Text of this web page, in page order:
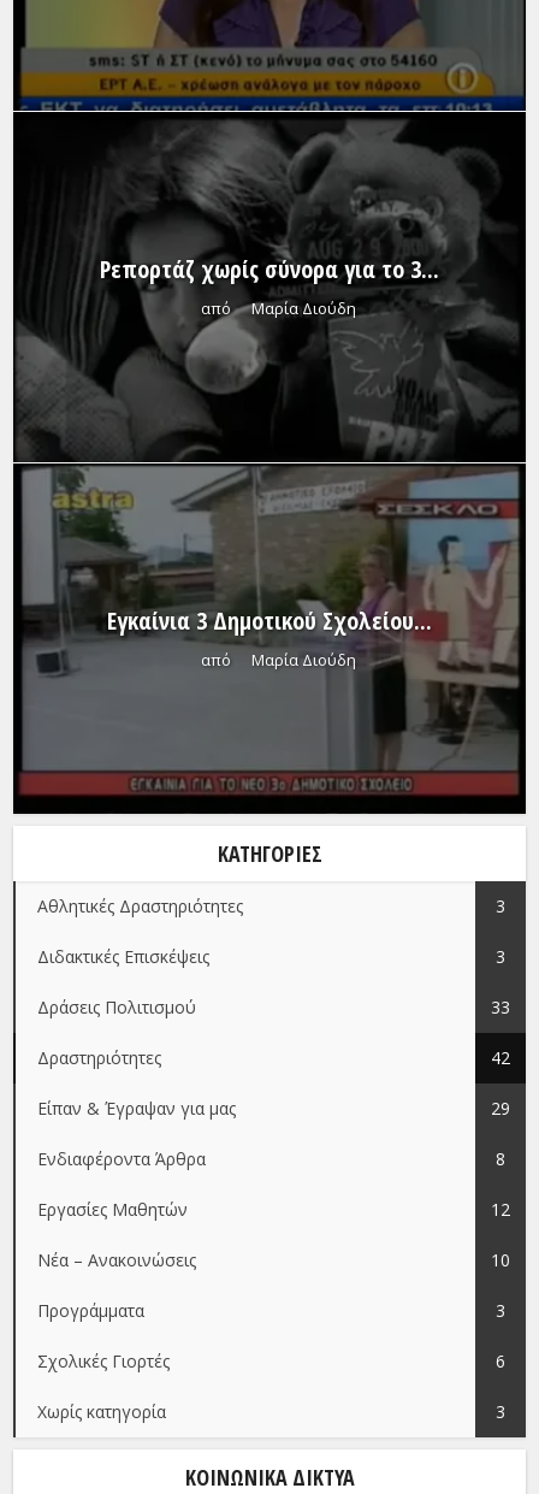
Ρεπορτάζ χωρίς σύνορα για το 3...
από Μαρία Διούδη
Εγκαίνια 3 Δημοτικού Σχολείου...
από Μαρία Διούδη
ΚΑΤΗΓΟΡΊΕΣ
Αθλητικές Δραστηριότητες 3
Διδακτικές Επισκέψεις 3
Δράσεις Πολιτισμού 33
Δραστηριότητες 42
Είπαν & Έγραψαν για μας 29
Ενδιαφέροντα Άρθρα 8
Εργασίες Μαθητών 12
Νέα – Ανακοινώσεις 10
Προγράμματα 3
Σχολικές Γιορτές 6
Χωρίς κατηγορία 3
ΚΟΙΝΩΝΙΚΑ ΔΙΚΤΥΑ